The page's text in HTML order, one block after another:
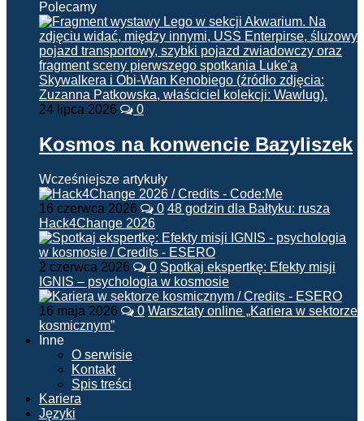
Polecamy
24 lipca 2026 0
Kosmos na konwencie Bazyliszek
Wcześniejsze artykuły
16 czerwca 2026 0 48 godzin dla Bałtyku: rusza
Hack4Change 2026
2 czerwca 2026 0 Spotkaj ekspertkę: Efekty misji
IGNIS – psychologia w kosmosie
16 maja 2026 0 Warsztaty online „Kariera w sektorze
kosmicznym”
Inne
O serwisie
Kontakt
Spis treści
Kariera
Języki